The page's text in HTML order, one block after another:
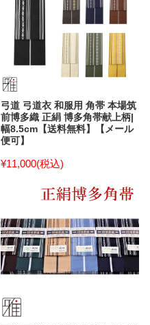
弓道 弓道衣 和服用 角帯 本場筑
前博多織 正絹 博多角帯献上柄|
幅8.5cm【送料無料】【メール
便可】
¥11,000(税込)